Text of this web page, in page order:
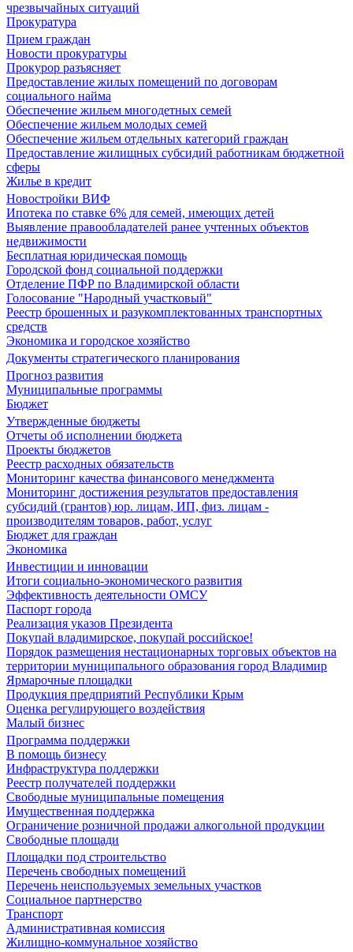
чрезвычайных ситуаций
Прокуратура
Прием граждан
Новости прокуратуры
Прокурор разъясняет
Предоставление жилых помещений по договорам
социального найма
Обеспечение жильем многодетных семей
Обеспечение жильем молодых семей
Обеспечение жильем отдельных категорий граждан
Предоставление жилищных субсидий работникам бюджетной
сферы
Жилье в кредит
Новостройки ВИФ
Ипотека по ставке 6% для семей, имеющих детей
Выявление правообладателей ранее учтенных объектов
недвижимости
Бесплатная юридическая помощь
Городской фонд социальной поддержки
Отделение ПФР по Владимирской области
Голосование "Народный участковый"
Реестр брошенных и разукомплектованных транспортных
средств
Экономика и городское хозяйство
Документы стратегического планирования
Прогноз развития
Муниципальные программы
Бюджет
Утвержденные бюджеты
Отчеты об исполнении бюджета
Проекты бюджетов
Реестр расходных обязательств
Мониторинг качества финансового менеджмента
Мониторинг достижения результатов предоставления
субсидий (грантов) юр. лицам, ИП, физ. лицам -
производителям товаров, работ, услуг
Бюджет для граждан
Экономика
Инвестиции и инновации
Итоги социально-экономического развития
Эффективность деятельности ОМСУ
Паспорт города
Реализация указов Президента
Покупай владимирское, покупай российское!
Порядок размещения нестационарных торговых объектов на
территории муниципального образования город Владимир
Ярмарочные площадки
Продукция предприятий Республики Крым
Оценка регулирующего воздействия
Малый бизнес
Программа поддержки
В помощь бизнесу
Инфраструктура поддержки
Реестр получателей поддержки
Свободные муниципальные помещения
Имущественная поддержка
Ограничение розничной продажи алкогольной продукции
Свободные площади
Площадки под строительство
Перечень свободных помещений
Перечень неиспользуемых земельных участков
Социальное партнерство
Транспорт
Административная комиссия
Жилищно-коммунальное хозяйство